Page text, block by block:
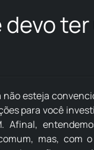
ter
não esteja
para você
Afinal,
mas, com